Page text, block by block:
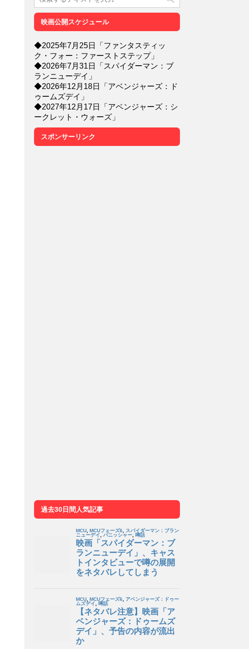
映画公開スケジュール
◆2025年7月25日「ファンタスティッ
ク・フォー：ファーストステップ」
◆2026年7月31日「スパイダーマン：ブ
ランニューデイ」
◆2026年12月18日「アベンジャーズ：ド
ゥームズデイ」
◆2027年12月17日「アベンジャーズ：シ
ークレット・ウォーズ」
スポンサーリンク
過去30日間人気記事